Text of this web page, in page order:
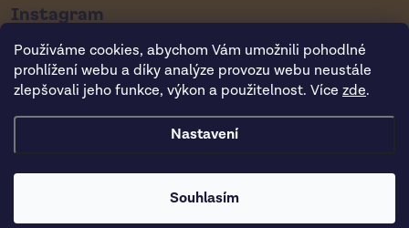
Používáme cookies, abychom Vám umožnili pohodlné
prohlížení webu a díky analýze provozu webu neustále
zlepšovali jeho funkce, výkon a použitelnost. Více zde.
Nastavení
Souhlasím
Instagram
Copyright 2026Vsepropejska.cz. Všechna práva vyhrazena.